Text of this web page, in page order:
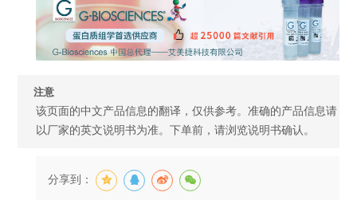
注意
该页面的中文产品信息的翻译，仅供参考。准确的产品信息请
以厂家的英文说明书为准。下单前，请浏览说明书确认。
分享到：